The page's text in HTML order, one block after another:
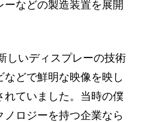
などの製造装置を展開
しいディスプレーの技術
どで鮮明な映像を映し
れていました。当時の僕
ロジーを持つ企業なら